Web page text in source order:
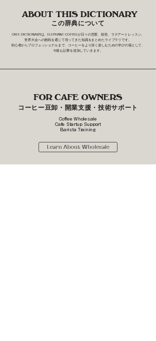
ABOUT THIS DICTIONARY
この辞典について
CAFE DICTIONARYは、ELEPHANT COFFEEが日々の営業、焙煎、ラテアートレッスン、
世界大会への挑戦を通じて培ってきた知識をまとめたライブラリです。
初心者からプロフェッショナルまで、コーヒーをより深く楽しむための学びの場として、
今後も記事を追加していきます。
FOR CAFE OWNERS
コーヒー豆卸・開業支援・技術サポート
Coffee Wholesale
Cafe Startup Support
Barista Training
Learn About Wholesale